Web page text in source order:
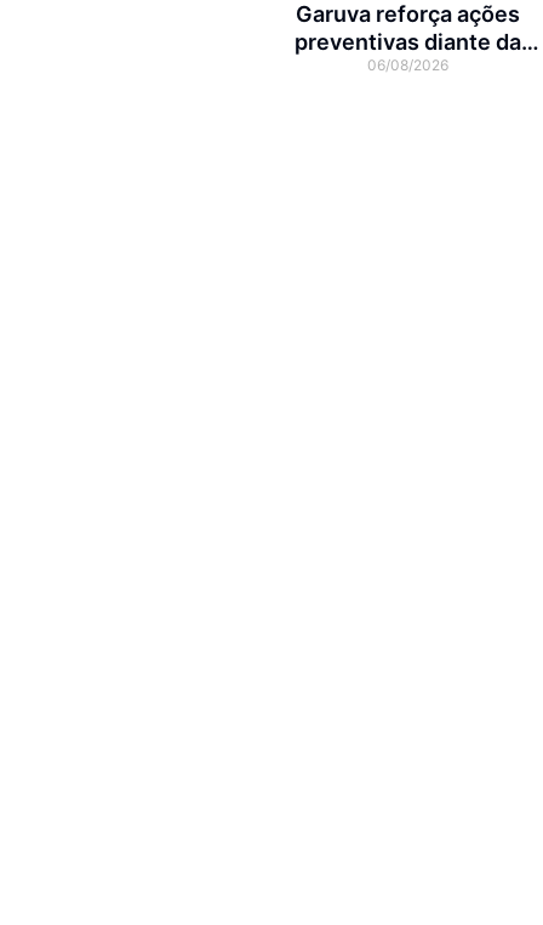
Garuva reforça ações
preventivas diante da
previsão de atuação do El
06/08/2026